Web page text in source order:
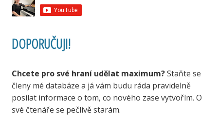
DOPORUČUJI!
Chcete pro své hraní udělat maximum?Staňte se
členy mé databáze a já vám budu ráda pravidelně
posílat informace o tom, co nového zase vytvořím. O
své čtenáře se pečlivě starám.